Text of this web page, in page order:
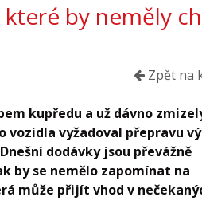
VOZY
PROHLÍDKY
které by neměly
Zpět na
kupředu a už dávno
vozidla vyžadoval přepravu
dodávky jsou převážně
by se nemělo zapomínat na
může přijít vhod v